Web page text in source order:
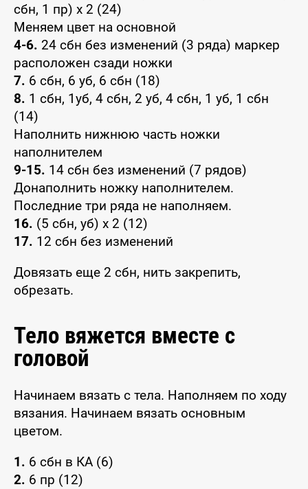
сбн, 1 пр) x 2 (24)
Меняем цвет на основной
4-6. 24 сбн без изменений (3 ряда) маркер
расположен сзади ножки
7. 6 сбн, 6 уб, 6 сбн (18)
8. 1 сбн, 1уб, 4 сбн, 2 уб, 4 сбн, 1 уб, 1 сбн
(14)
Наполнить нижнюю часть ножки
наполнителем
9-15. 14 сбн без изменений (7 рядов)
Донаполнить ножку наполнителем.
Последние три ряда не наполняем.
16. (5 сбн, уб) x 2 (12)
17. 12 сбн без изменений
Довязать еще 2 сбн, нить закрепить,
обрезать.
Тело вяжется вместе с
головой
Начинаем вязать с тела. Наполняем по ходу
вязания. Начинаем вязать основным
цветом.
1. 6 сбн в КА (6)
2. 6 пр (12)